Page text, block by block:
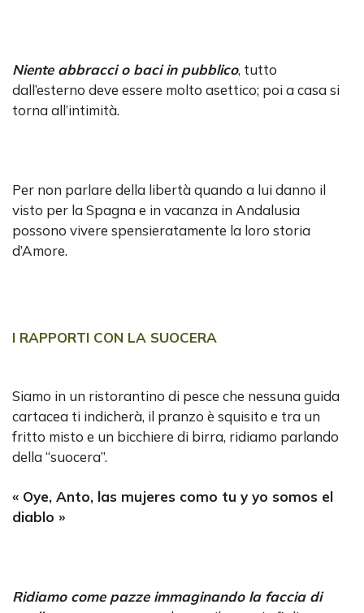
Niente abbracci o baci in pubblico, tutto
dall’esterno deve essere molto asettico; poi a casa si
torna all’intimità.
Per non parlare della libertà quando a lui danno il
visto per la Spagna e in vacanza in Andalusia
possono vivere spensieratamente la loro storia
d’Amore.
I RAPPORTI CON LA SUOCERA
Siamo in un ristorantino di pesce che nessuna guida
cartacea ti indicherà, il pranzo è squisito e tra un
fritto misto e un bicchiere di birra, ridiamo parlando
della “suocera”.
« Oye, Anto, las mujeres como tu y yo somos el
diablo »
Ridiamo come pazze immaginando la faccia di